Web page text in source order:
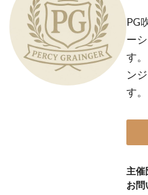
PG
ー
す
ン
す。
主催
お問